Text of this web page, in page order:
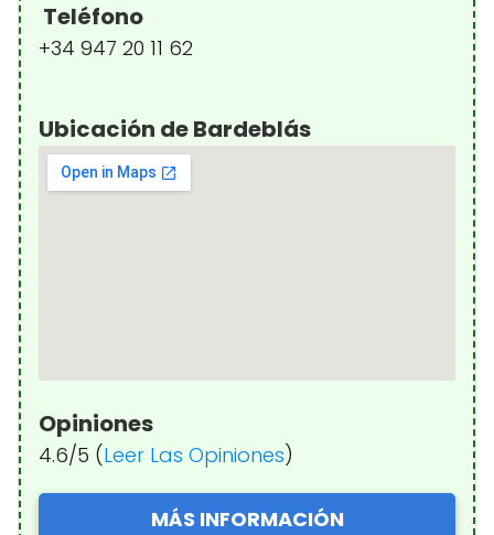
Teléfono
+34 947 20 11 62
Ubicación de Bardeblás
Opiniones
4.6/5 (Leer Las Opiniones)
MÁS INFORMACIÓN